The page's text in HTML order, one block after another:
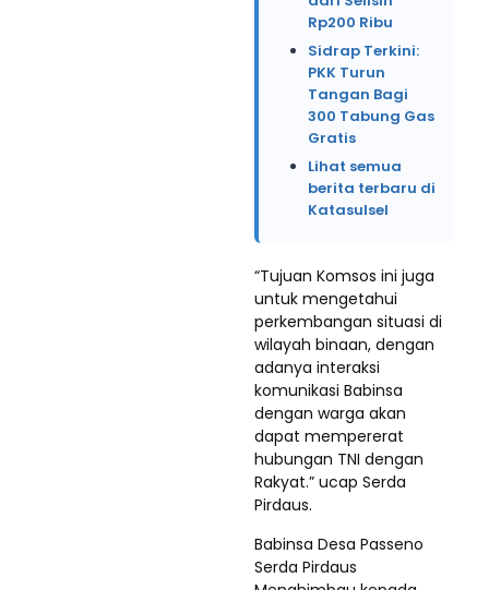
Rp200 Ribu
Sidrap Terkini:
PKK Turun
Tangan Bagi
300 Tabung Gas
Gratis
Lihat semua
berita terbaru di
Katasulsel
“Tujuan Komsos ini juga
untuk mengetahui
perkembangan situasi di
wilayah binaan, dengan
adanya interaksi
komunikasi Babinsa
dengan warga akan
dapat mempererat
hubungan TNI dengan
Rakyat.” ucap Serda
Pirdaus.
Babinsa Desa Passeno
Serda Pirdaus